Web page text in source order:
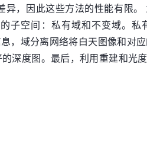
，因此这些方法的性能有限
子空间：私有域和不变域。
，域分离网络将白天图像和对
深度图。最后，利用重建和光